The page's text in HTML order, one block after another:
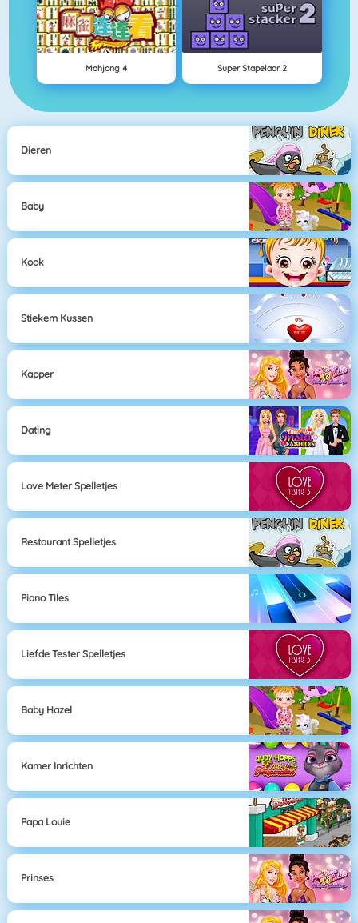
Mahjong 4 Super Stapelaar 2
Dieren
Baby
Kook
Stiekem Kussen
Kapper
Dating
Love Meter Spelletjes
Restaurant Spelletjes
Piano Tiles
Liefde Tester Spelletjes
Baby Hazel
Kamer Inrichten
Papa Louie
Prinses